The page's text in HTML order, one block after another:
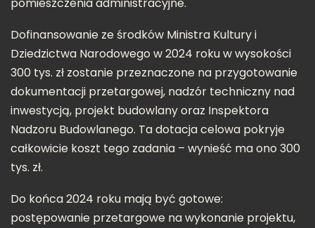
pomieszczenia administracyjne.
Dofinansowanie ze środków Ministra Kultury i
Dziedzictwa Narodowego w 2024 roku w wysokości
300 tys. zł zostanie przeznaczone na przygotowanie
dokumentacji przetargowej, nadzór techniczny nad
inwestycją, projekt budowlany oraz Inspektora
Nadzoru Budowlanego. Ta dotacja celowa pokryje
całkowicie koszt tego zadania – wynieść ma ono 300
tys. zł.
Do końca 2024 roku mają być gotowe:
postępowanie przetargowe na wykonanie projektu,